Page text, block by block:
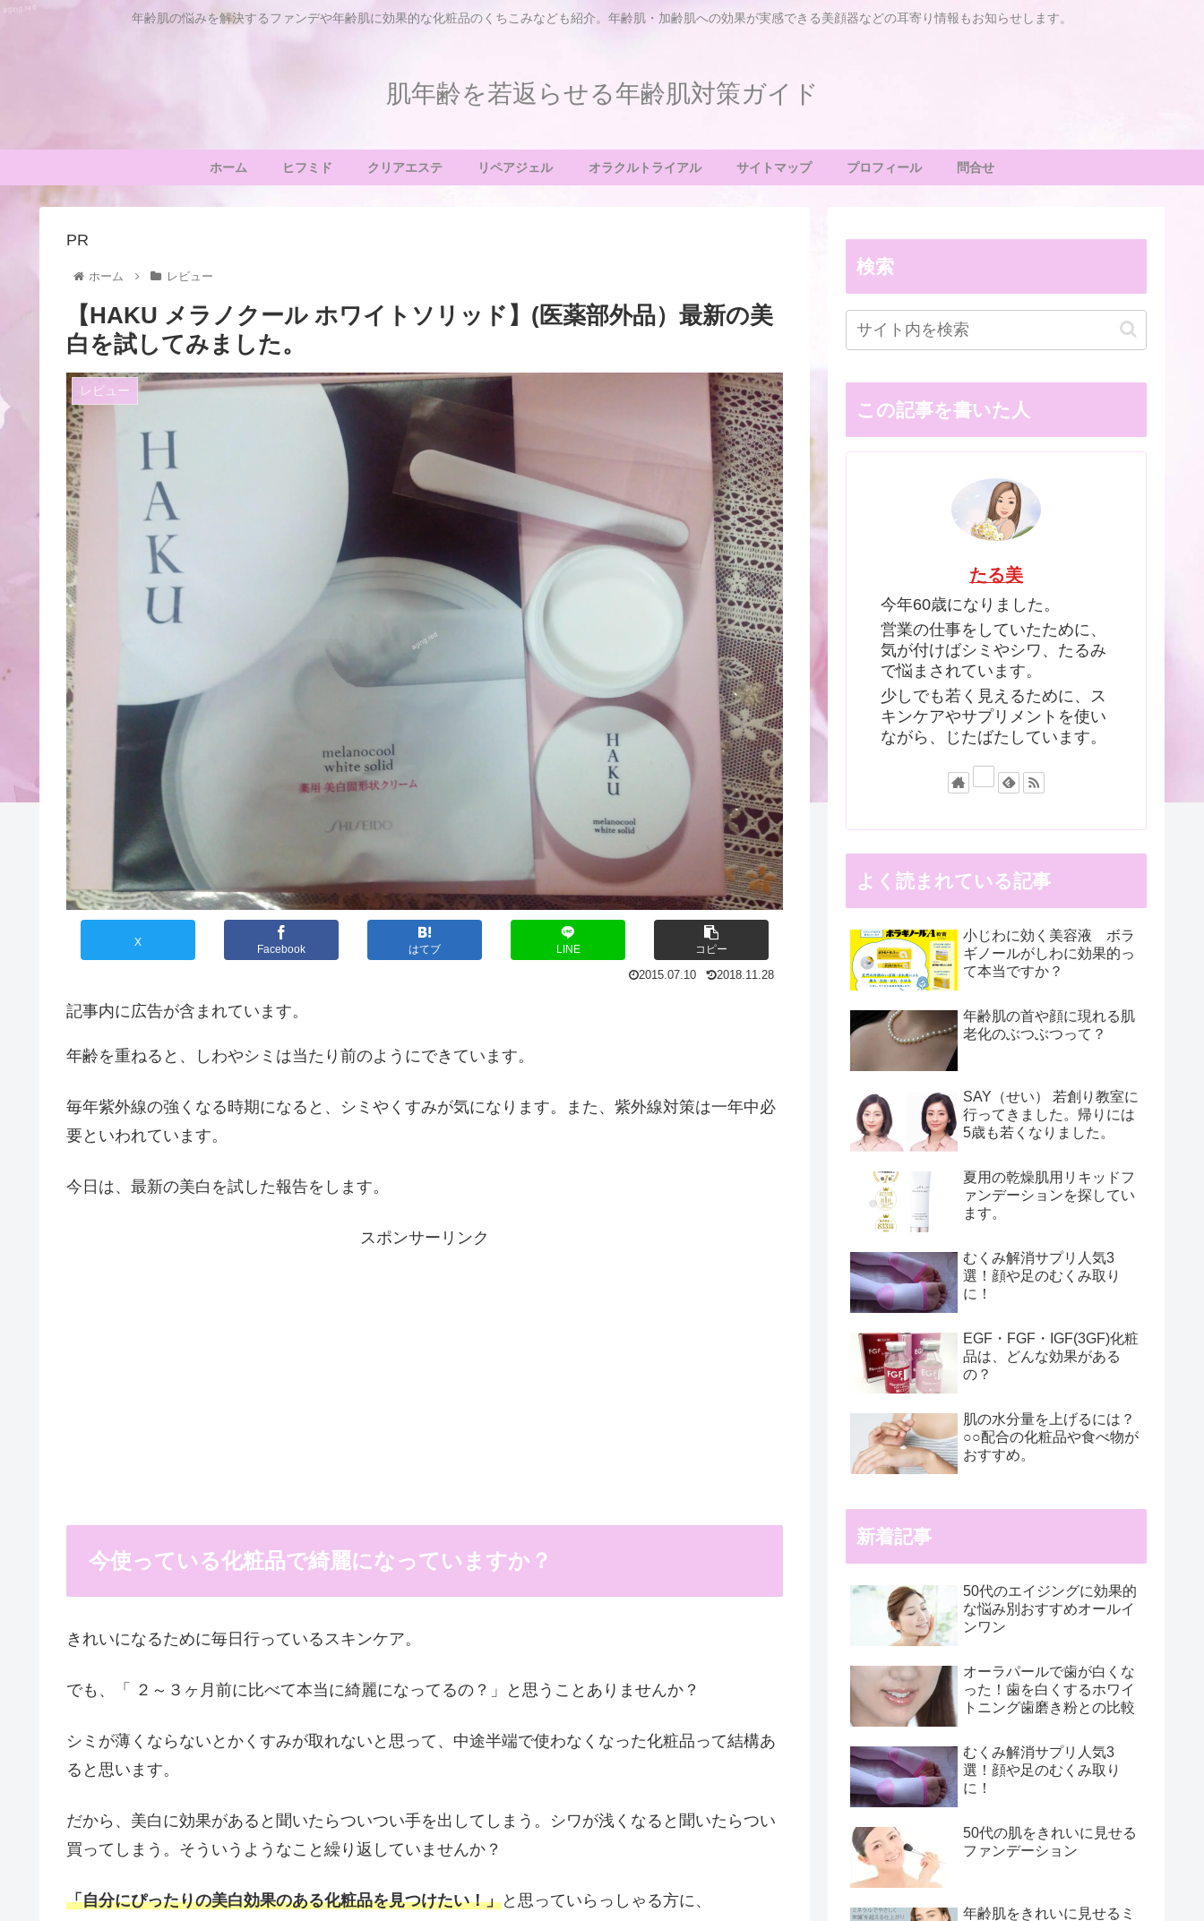
年齢肌の悩みを解決するファンデや年齢肌に効果的な化粧品のくちこみなども紹介。年齢肌・加齢肌への効果が実感できる美顔器などの耳寄り情報もお知らせします。
肌年齢を若返らせる年齢肌対策ガイド
ホーム ヒフミド クリアエステ リペアジェル オラクルトライアル サイトマップ プロフィール 問合せ
PR
ホーム レビュー
【HAKU メラノクール ホワイトソリッド】(医薬部外品）最新の美
白を試してみました。
レビュー
X
Facebook はてブ LINE コピー
2015.07.10 2018.11.28
記事内に広告が含まれています。
年齢を重ねると、しわやシミは当たり前のようにできています。
毎年紫外線の強くなる時期になると、シミやくすみが気になります。また、紫外線対策は一年中必
要といわれています。
今日は、最新の美白を試した報告をします。
スポンサーリンク
今使っている化粧品で綺麗になっていますか？
きれいになるために毎日行っているスキンケア。
でも、「 ２～３ヶ月前に比べて本当に綺麗になってるの？」と思うことありませんか？
シミが薄くならないとかくすみが取れないと思って、中途半端で使わなくなった化粧品って結構あ
ると思います。
だから、美白に効果があると聞いたらついつい手を出してしまう。シワが浅くなると聞いたらつい
買ってしまう。そういうようなこと繰り返していませんか？
「自分にぴったりの美白効果のある化粧品を見つけたい！」と思っていらっしゃる方に、
検索
この記事を書いた人
たる美
今年60歳になりました。
営業の仕事をしていたために、
気が付けばシミやシワ、たるみ
で悩まされています。
少しでも若く見えるために、ス
キンケアやサプリメントを使い
ながら、じたばたしています。
よく読まれている記事
小じわに効く美容液 ボラ
ギノールがしわに効果的っ
て本当ですか？
年齢肌の首や顔に現れる肌
老化のぶつぶつって？
SAY（せい） 若創り教室に
行ってきました。帰りには
5歳も若くなりました。
夏用の乾燥肌用リキッドフ
ァンデーションを探してい
ます。
むくみ解消サプリ人気3
選！顔や足のむくみ取り
に！
EGF・FGF・IGF(3GF)化粧
品は、どんな効果がある
の？
肌の水分量を上げるには？
○○配合の化粧品や食べ物が
おすすめ。
新着記事
50代のエイジングに効果的
な悩み別おすすめオールイ
ンワン
オーラパールで歯が白くな
った！歯を白くするホワイ
トニング歯磨き粉との比較
むくみ解消サプリ人気3
選！顔や足のむくみ取り
に！
50代の肌をきれいに見せる
ファンデーション
年齢肌をきれいに見せるミ